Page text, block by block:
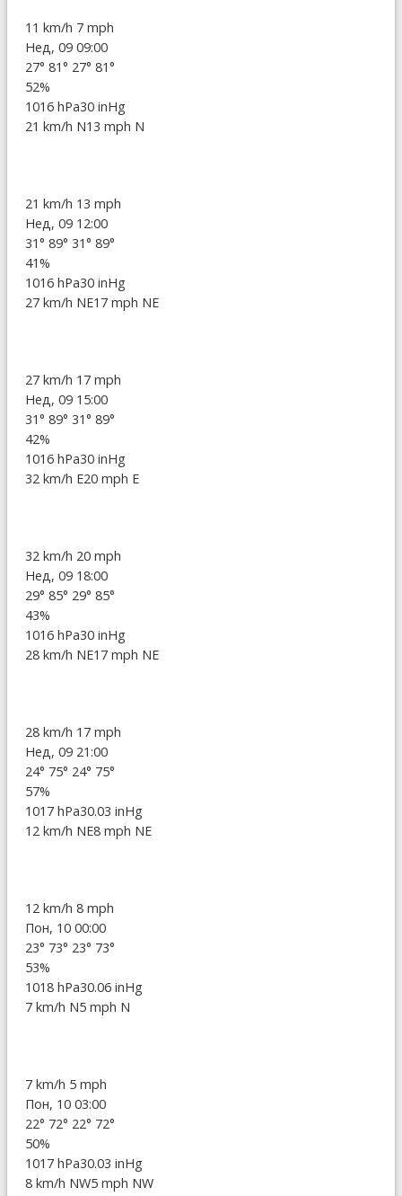
11 km/h 7 mph
Нед, 09 09:00
27° 81° 27° 81°
52%
1016 hPa30 inHg
21 km/h N13 mph N
21 km/h 13 mph
Нед, 09 12:00
31° 89° 31° 89°
41%
1016 hPa30 inHg
27 km/h NE17 mph NE
27 km/h 17 mph
Нед, 09 15:00
31° 89° 31° 89°
42%
1016 hPa30 inHg
32 km/h E20 mph E
32 km/h 20 mph
Нед, 09 18:00
29° 85° 29° 85°
43%
1016 hPa30 inHg
28 km/h NE17 mph NE
28 km/h 17 mph
Нед, 09 21:00
24° 75° 24° 75°
57%
1017 hPa30.03 inHg
12 km/h NE8 mph NE
12 km/h 8 mph
Пон, 10 00:00
23° 73° 23° 73°
53%
1018 hPa30.06 inHg
7 km/h N5 mph N
7 km/h 5 mph
Пон, 10 03:00
22° 72° 22° 72°
50%
1017 hPa30.03 inHg
8 km/h NW5 mph NW